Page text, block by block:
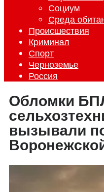
Социум
Среда
Происшествия
Криминал
Спорт
Черноземье
Россия
Обломки
вызывали